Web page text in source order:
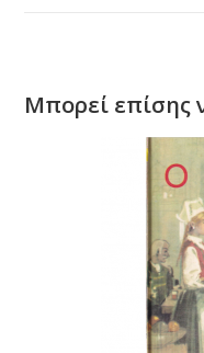
Μπορεί επίσης